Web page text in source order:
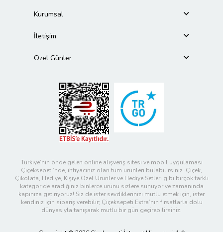
Kurumsal
İletişim
Özel Günler
Türkiye’nin önde gelen online alışveriş sitesi ve mobil uygulaması
Çiçeksepeti’nde, ihtiyacınız olan tüm ürünleri bulabilirsiniz. Çiçek,
Çikolata, Hediye, Kişiye Özel Ürünler ve Hediye Setleri gibi birçok farklı
kategoride aradığınız binlerce ürünü sizlere sunuyor ve zamanında
kapınıza getiriyoruz! Siz de ister sevdiklerinizi mutlu etmek için, ister
kendiniz için sipariş verebilir; Çiçeksepeti Extra’nın fırsatlarla dolu
dünyasıyla tanışarak mutlu bir gün geçirebilirsiniz.